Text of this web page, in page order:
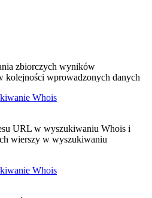
zbiorczych wyników
kolejności wprowadzonych danych
Whois
URL w wyszukiwaniu Whois i
wierszy w wyszukiwaniu
Whois